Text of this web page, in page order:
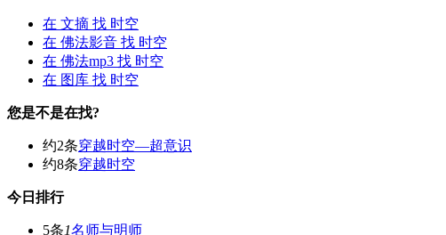
在 文摘 找 时空
在 佛法影音 找 时空
在 佛法mp3 找 时空
在 图库 找 时空
您是不是在找?
约2条穿越时空—超意识
约8条穿越时空
今日排行
5条1名师与明师